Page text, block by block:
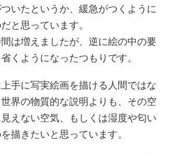
いたというか、緩急がつくように
と思っています。
は増えましたが、逆に絵の中の要
くようになったつもりです。
手に写実絵画を描ける人間ではな
界の物質的な説明よりも、その空
えない空気、もしくは湿度や匂い
描きたいと思っています。